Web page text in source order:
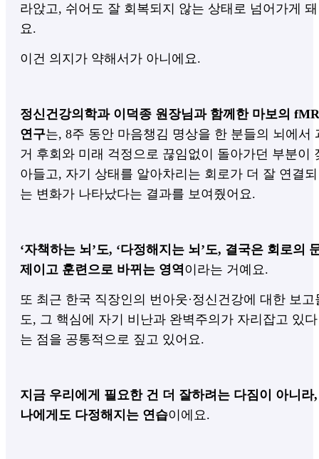
라앉고, 쉬어도 잘 회복되지 않는 상태로 넘어가게 돼
요.
이건 의지가 약해서가 아니에요.
정신건강의학과 이덕종 원장님과 함께한 마보의
연구는, 8주 동안 마음챙김 명상을 한 분들의 뇌에서
거 후회와 미래 걱정으로 끊임없이 돌아가던 부분이
아들고, 자기 상태를 알아차리는 회로가 더 잘 연결되
는 변화가 나타났다는 결과를 보여줬어요.
‘자책하는 뇌’도, ‘다정해지는 뇌’도, 결국은 회로의
제이고 훈련으로 바뀌는 영역이라는 거예요.
또 최근 한국 직장인의 번아웃·정신건강에 대한 보고
도, 그 핵심에 자기 비난과 완벽주의가 자리잡고 있다
는 점을 공통적으로 짚고 있어요.
지금 우리에게 필요한 건 더 잘하려는 다짐이 아니라,
나에게도 다정해지는 연습이에요.